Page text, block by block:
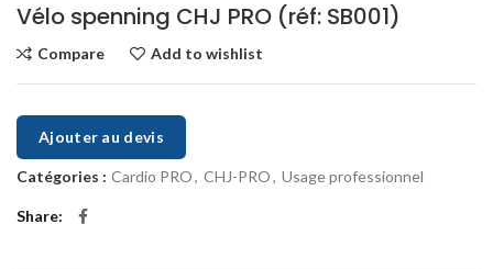
Vélo spenning CHJ PRO (réf: SB001)
Compare Add to wishlist
Ajouter au devis
Catégories : Cardio PRO, CHJ-PRO, Usage professionnel
Share